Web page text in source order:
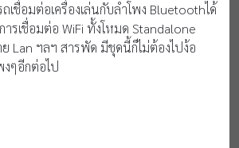
เชื่อมต่อเครื่องเล่นกับลำโพง Bluetoothได้
ารเชื่อมต่อ WiFi ทั้งโหมด Standalone
Lan ฯลฯ สารพัด มีชุดนี้ก็ไม่ต้องไปง้อ
งๆอีกต่อไป